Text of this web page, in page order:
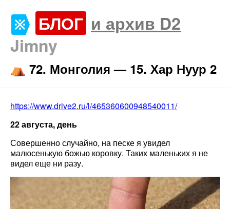
БЛОГ и архив D2
Jimny
⛺️ 72. Монголия — 15. Хар Нуур 2
https://www.drive2.ru/l/465360600948540011/
22 августа, день
Совершенно случайно, на песке я увидел
малюсенькую божью коровку. Таких маленьких я не
видел еще ни разу.